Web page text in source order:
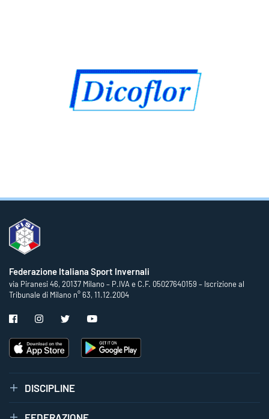
Federazione Italiana Sport Invernali
via Piranesi 46, 20137 Milano – P.IVA e C.F. 05027640159 – Iscrizione al
Tribunale di Milano n° 63, 11.12.2004
DISCIPLINE